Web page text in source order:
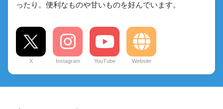
ったり。便利なものや甘いものを好んでいます。
X Instagram YouTube Website